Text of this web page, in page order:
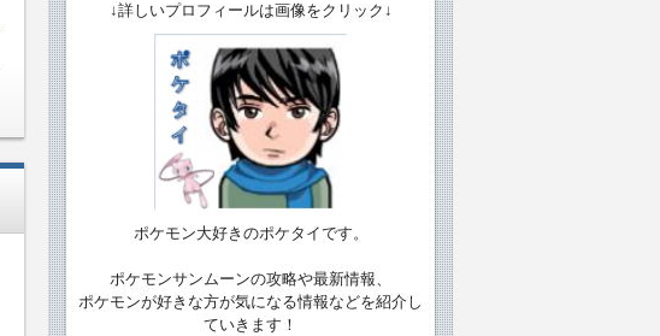
↓詳しいプロフィールは画像をクリック↓
ポケモン大好きのポケタイです。
ポケモンサンムーンの攻略や最新情報、
ポケモンが好きな方が気になる情報などを紹介し
ていきます！